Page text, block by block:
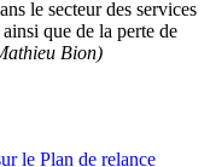
le secteur des services
que de la perte de
Bion)
le Plan de relance